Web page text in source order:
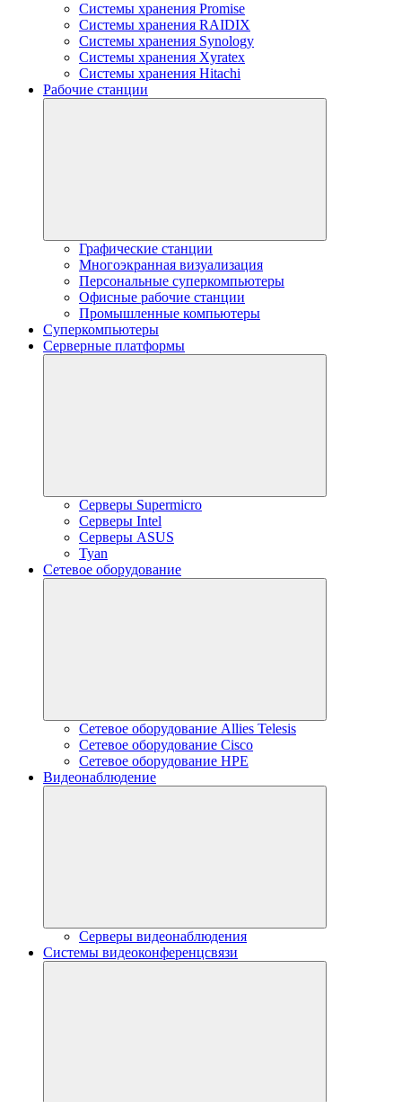
Системы хранения Promise
Системы хранения RAIDIX
Системы хранения Synology
Системы хранения Xyratex
Системы хранения Hitachi
Рабочие станции
Графические станции
Многоэкранная визуализация
Персональные суперкомпьютеры
Офисные рабочие станции
Промышленные компьютеры
Суперкомпьютеры
Серверные платформы
Серверы Supermicro
Серверы Intel
Серверы ASUS
Tyan
Сетевое оборудование
Сетевое оборудование Allies Telesis
Сетевое оборудование Cisco
Сетевое оборудование HPE
Видеонаблюдение
Серверы видеонаблюдения
Системы видеоконференцсвязи